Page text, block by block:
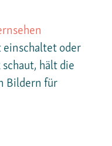
einschaltet oder
hält die
Bildern für